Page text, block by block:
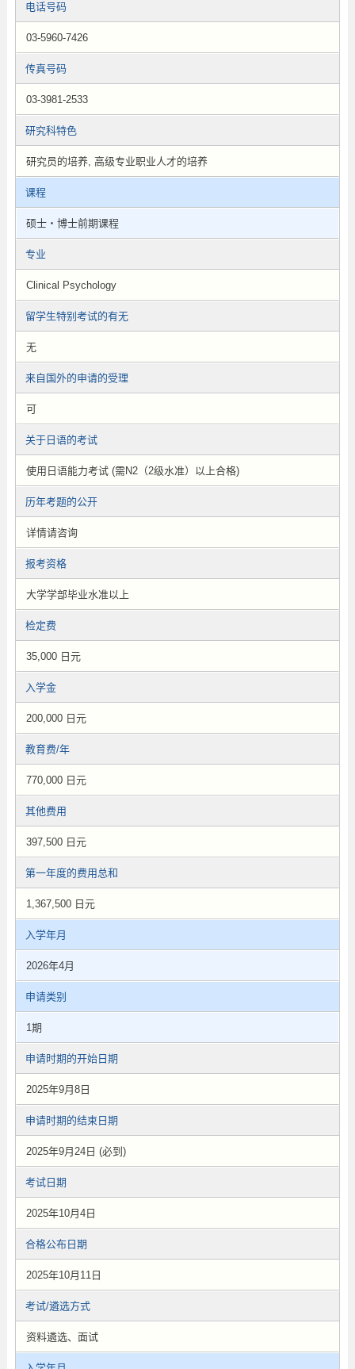
电话号码
03-5960-7426
传真号码
03-3981-2533
研究科特色
研究员的培养, 高级专业职业人才的培养
课程
硕士・博士前期课程
专业
Clinical Psychology
留学生特别考试的有无
无
来自国外的申请的受理
可
关于日语的考试
使用日语能力考试 (需N2（2级水准）以上合格)
历年考题的公开
详情请咨询
报考资格
大学学部毕业水准以上
检定费
35,000 日元
入学金
200,000 日元
教育费/年
770,000 日元
其他费用
397,500 日元
第一年度的费用总和
1,367,500 日元
入学年月
2026年4月
申请类别
1期
申请时期的开始日期
2025年9月8日
申请时期的结束日期
2025年9月24日 (必到)
考试日期
2025年10月4日
合格公布日期
2025年10月11日
考试/遴选方式
资料遴选、面试